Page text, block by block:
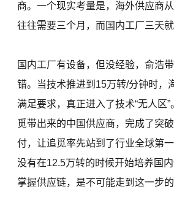
商。一个现实考量是，海外供应商
往往需要三个月，而国内工厂三天就
国内工厂有设备，但没经验，俞浩
错。当技术推进到15万转/分钟时，
满足要求，真正进入了技术“无人区
觅带出来的中国供应商，完成了突
付，让追觅率先站到了行业全球第一
没有在12.5万转的时候开始培养国
掌握供应链，是不可能走到这一步的